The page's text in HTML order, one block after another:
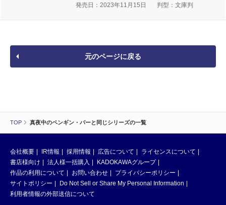
TOP 真夜中のペンギン・バーと同じシリーズの一覧
発売日：2023年11月15日
判型：文庫判
元のページに戻る
会社概要 IR情報 採用情報 広告について
ライセンスについて
書店様向け
法人様一括購入
KADOKAWAグループ
作品の利用について
お問い合わせ
プライバシーポリシー
サイトポリシー
Do Not Sell or Share My Personal Information
利用者情報の外部送信について